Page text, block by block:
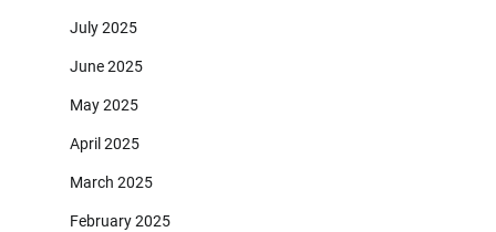
July 2025
June 2025
May 2025
April 2025
March 2025
February 2025